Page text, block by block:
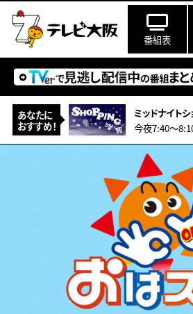
番組表
あなたに
おすすめ！
ミッドナイト
今夜7:40〜